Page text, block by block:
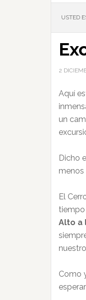
USTED
2
Aquí
un
Dicho
menos
El
tiempo
Alto a
Como